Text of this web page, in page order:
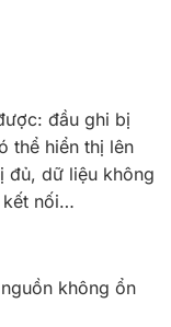
đầu ghi bị
thể hiển thị lên
đủ, dữ liệu không
kết nối…
không ổn